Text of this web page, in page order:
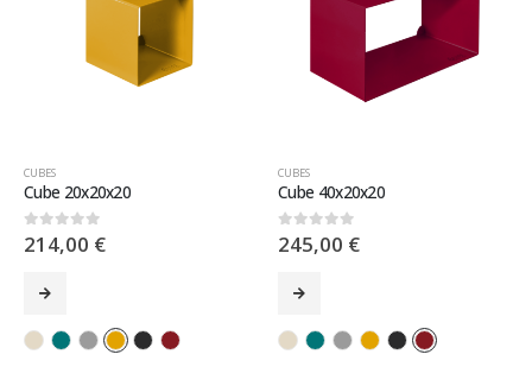
CUBES
Cube 20x20x20
0sur 5
214,00 €
CUBES
Cube 40x20x20
0sur 5
245,00 €